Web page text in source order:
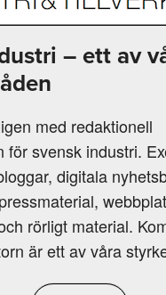
– ett av
med redaktionell
för svensk industri.
digitala
rörligt material.
är ett av våra